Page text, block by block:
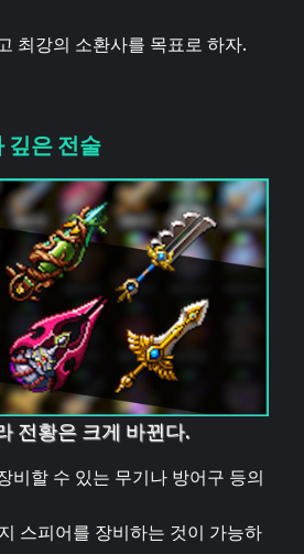
최강의 소환사를 목표로 하자.
깊은 전술
전황은 크게 바뀐다.
비할 수 있는 무기나 방어구 등의
스피어를 장비하는 것이 가능하